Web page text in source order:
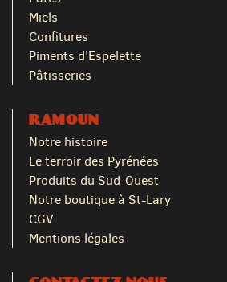
Miels
Confitures
Piments d'Espelette
Pâtisseries
RAMOUN
Notre histoire
Le terroir des Pyrénées
Produits du Sud-Ouest
Notre boutique à St-Lary
CGV
Mentions légales